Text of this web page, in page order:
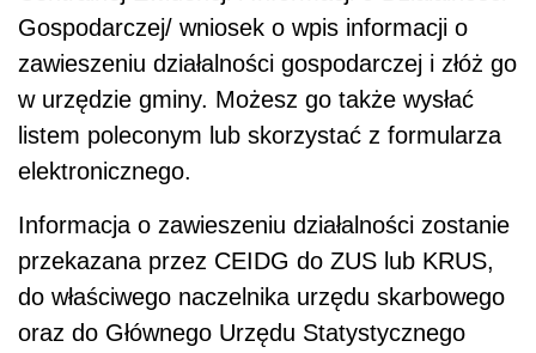
Gospodarczej/ wniosek o wpis informacji o
zawieszeniu działalności gospodarczej i złóż go
w urzędzie gminy. Możesz go także wysłać
listem poleconym lub skorzystać z formularza
elektronicznego.
Informacja o zawieszeniu działalności zostanie
przekazana przez CEIDG do ZUS lub KRUS,
do właściwego naczelnika urzędu skarbowego
oraz do Głównego Urzędu Statystycznego